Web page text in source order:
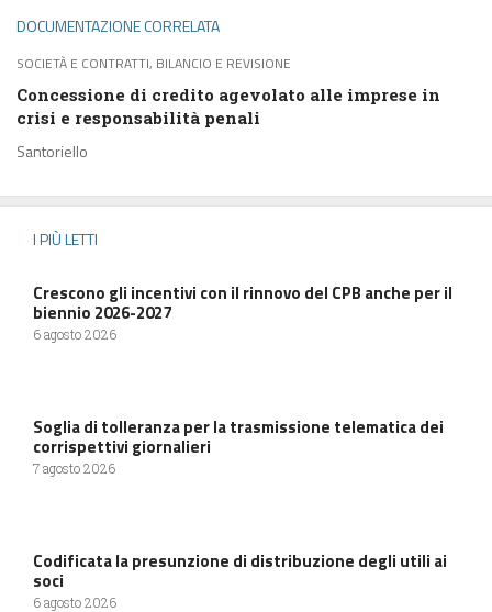
DOCUMENTAZIONE CORRELATA
SOCIETÀ E CONTRATTI, BILANCIO E REVISIONE
Concessione di credito agevolato alle imprese in
crisi e responsabilità penali
Santoriello
I PIÙ LETTI
Crescono gli incentivi con il rinnovo del CPB anche per il
biennio 2026-2027
6 agosto 2026
Soglia di tolleranza per la trasmissione telematica dei
corrispettivi giornalieri
7 agosto 2026
Codificata la presunzione di distribuzione degli utili ai
soci
6 agosto 2026